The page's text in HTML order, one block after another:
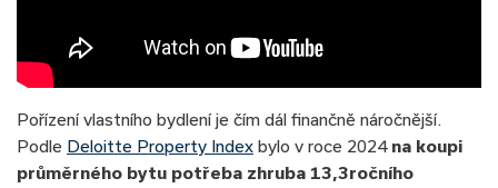
Pořízení vlastního bydlení je čím dál finančně náročnější.
Podle Deloitte Property Index bylo v roce 2024 na koupi
průměrného bytu potřeba zhruba 13,3ročního